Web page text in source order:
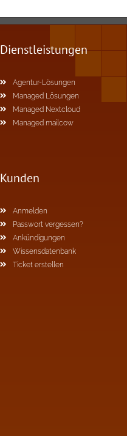
Dienstleistungen
Agentur-Lösungen
Managed Lösungen
Managed Nextcloud
Managed mailcow
Kunden
Anmelden
Passwort vergessen?
Ankündigungen
Wissensdatenbank
Ticket erstellen